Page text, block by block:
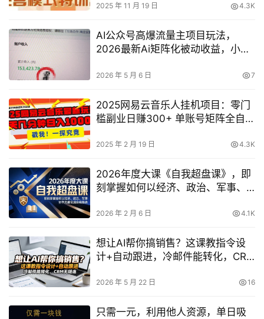
2025 年 11 月 19 日 4.3K
AI公众号高爆流量主项目玩法，
2026最新Ai矩阵化被动收益，小白
2026 年 5 月 6 日 7
2025网易云音乐人挂机项目：零门
槛副业日赚300+ 单账号矩阵全自动
2025 年 2 月 19 日 4.3K
2026年度大课《自我超盘课》，即
刻掌握如何以经济、政治、军事、
2026 年 2 月 6 日 4.1K
想让AI帮你搞销售？这课教指令设
计+自动跟进，冷邮件能转化，CRM
2026 年 5 月 22 日 16
只需一元，利用他人资源，单日吸